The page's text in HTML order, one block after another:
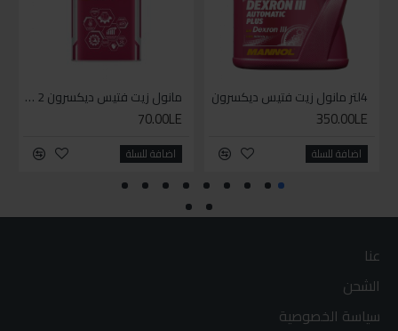
4لتر مانول زيت فتيس ديكسرون
350.00LE
اضافة للسلة
مانول زيت فتيس ديكسرون 2 لتر واحد
70.00LE
اضافة للسلة
عنا
الشحن
سياسة الخصوصية